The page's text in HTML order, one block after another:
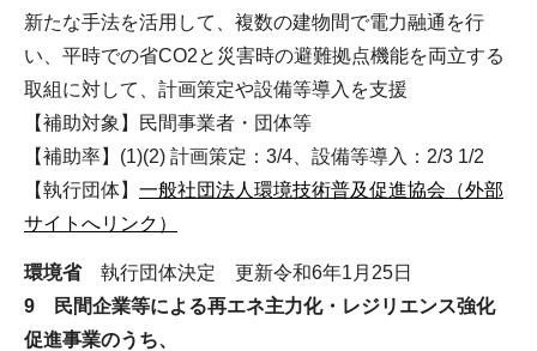
新たな手法を活用して、複数の建物間で電力融通を行
い、平時での省CO2と災害時の避難拠点機能を両立する
取組に対して、計画策定や設備等導入を支援
【補助対象】民間事業者・団体等
【補助率】(1)(2) 計画策定：3/4、設備等導入：2/3 1/2
【執行団体】 一般社団法人環境技術普及促進協会（外部
サイトへリンク）
環境省執行団体決定 更新令和6年1月25日
9 民間企業等による再エネ主力化・レジリエンス強化
促進事業のうち、